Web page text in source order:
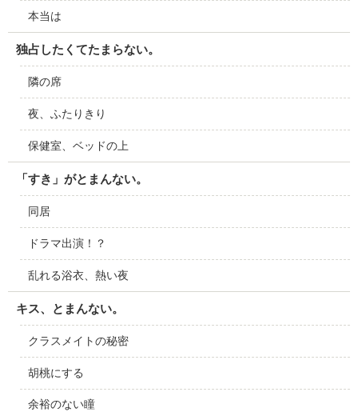
本当は
独占したくてたまらない。
隣の席
夜、ふたりきり
保健室、ベッドの上
「すき」がとまんない。
同居
ドラマ出演！？
乱れる浴衣、熱い夜
キス、とまんない。
クラスメイトの秘密
胡桃にする
余裕のない瞳